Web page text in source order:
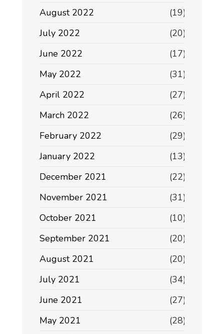
August 2022
(19)
July 2022
(20)
June 2022
(17)
May 2022
(31)
April 2022
(27)
March 2022
(26)
February 2022
(29)
January 2022
(13)
December 2021
(22)
November 2021
(31)
October 2021
(10)
September 2021
(20)
August 2021
(20)
July 2021
(34)
June 2021
(27)
May 2021
(28)